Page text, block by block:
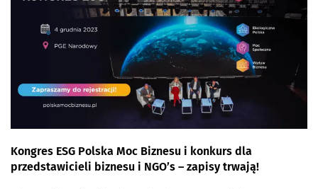
Kongres ESG Polska Moc Biznesu i konkurs dla
przedstawicieli biznesu i NGO’s – zapisy trwają!